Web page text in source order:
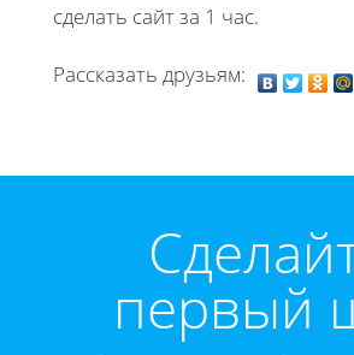
сделать сайт за 1 час.
Рассказать друзьям:
первый